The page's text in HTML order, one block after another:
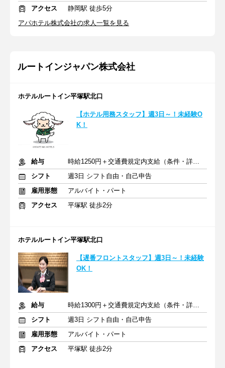
アクセス
静岡駅 徒歩5分
アパホテル株式会社の求人一覧を見る
ルートインジャパン株式会社
ホテルルートイン平塚駅北口
【ホテル用務スタッフ】週3日～！未経験O
K！
給与
時給1250円＋交通費規定内支給（条件・詳細は面接にて）
シフト
週3日 シフト自由・自己申告
雇用形態
アルバイト・パート
アクセス
平塚駅 徒歩2分
ホテルルートイン平塚駅北口
【遅番フロントスタッフ】週3日～！未経験
OK！
給与
時給1300円＋交通費規定内支給（条件・詳細は面接にて）
シフト
週3日 シフト自由・自己申告
雇用形態
アルバイト・パート
アクセス
平塚駅 徒歩2分